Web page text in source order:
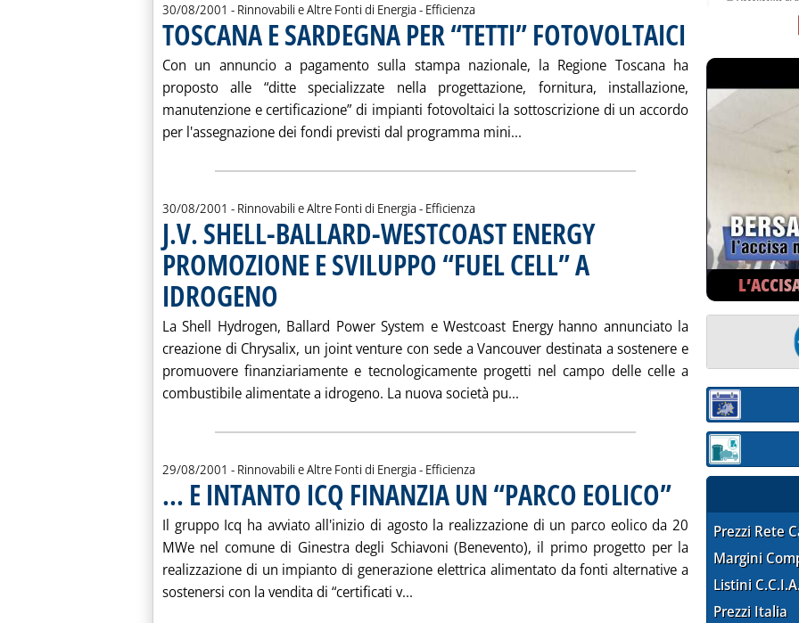
30/08/2001 - Rinnovabili e Altre Fonti di Energia - Efficienza
TOSCANA E SARDEGNA PER “TETTI” FOTOVOLTAICI . Pubblicata giovedì 30
Con un annuncio a pagamento sulla stampa nazionale, la Regione Toscana ha
proposto alle “ditte specializzate nella progettazione, fornitura, installazione,
manutenzione e certificazione” di impianti fotovoltaici la sottoscrizione di un accordo
per l'assegnazione dei fondi previsti dal programma mini... Leggi tutta la notizia: 'TOSCANA E
30/08/2001 - Rinnovabili e Altre Fonti di Energia - Efficienza
J.V. SHELL-BALLARD-WESTCOAST ENERGY
PROMOZIONE E SVILUPPO “FUEL CELL” A
IDROGENO
La Shell Hydrogen, Ballard Power System e Westcoast Energy hanno annunciato la
creazione di Chrysalix, un joint venture con sede a Vancouver destinata a sostenere e
promuovere finanziariamente e tecnologicamente progetti nel campo delle celle a
combustibile alimentate a idrogeno. La nuova società pu... Leggi tutta la notizia: 'J.V. SHELL-BALLARD-
29/08/2001 - Rinnovabili e Altre Fonti di Energia - Efficienza
... E INTANTO ICQ FINANZIA UN “PARCO EOLICO”. Pubblicata mercoledì 29
Il gruppo Icq ha avviato all'inizio di agosto la realizzazione di un parco eolico da 20
MWe nel comune di Ginestra degli Schiavoni (Benevento), il primo progetto per la
realizzazione di un impianto di generazione elettrica alimentato da fonti alternative a
sostenersi con la vendita di “certificati v... Leggi tutta la notizia: '... E INTANTO ICQ FINANZIA UN
Sezione:
Sezione:
Prezzi Rete
Margini
Listini
Prezzi Italia